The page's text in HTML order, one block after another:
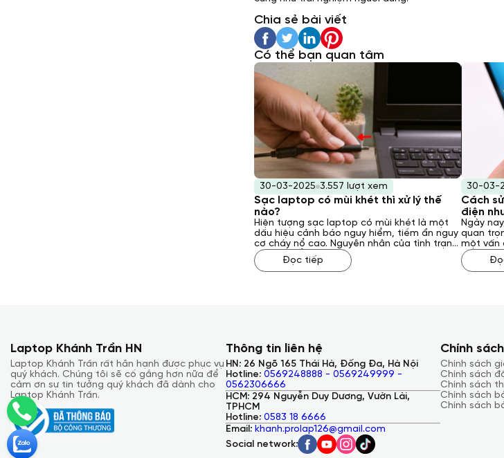
Chia sẻ bài viết
Có thể bạn quan tâm
30-03-2025 3.557 lượt xem
Sạc laptop có mùi khét thì xử lý thế
nào?
Hiện tượng sạc laptop có mùi khét là một
dấu hiệu cảnh báo nguy hiểm, tiềm ẩn nguy
cơ cháy nổ cao. Nguyên nhân của tình trạng
này có thể xuất phát bởi nhiều yếu tố khác
nhau, từ lỗi kỹ thuật bên trong sạc đến các
vấn đề về nguồn điện hoặc môi trường sử
Đọc tiếp
30-03-
Cách
điện
Ngày
quan
một vấn
không
gián
laptop
Laptop Khánh Trần HN
Laptop Khánh Trần rất hân hạnh được phục vụ
quý khách. Chúng tôi sẽ cố gắng hơn nữa để
cảm ơn sự tin tưởng quý khách đã dành cho
Laptop Khánh Trần.
Thông tin liên hệ
HN: 26 Ngõ 165 Thái Hà, Đống Đa, Hà Nội
Hotline: 0569248888 - 0569249999 -
0562306666
HCM: 294 Nguyễn Duy Dương, Vườn Lài,
TPHCM
Hotline: 0583 18 6666
Email: khanh.prolap126@gmail.com
Social network:
Chính
Chính sách
Chính sách
Chính sách
Chính sách
Chính sách